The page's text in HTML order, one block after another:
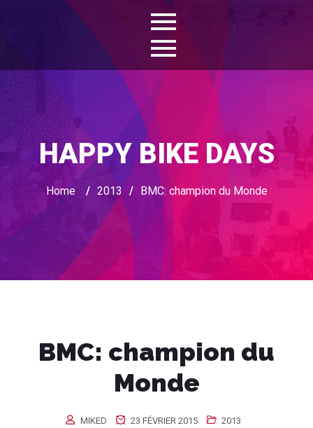
HAPPY BIKE DAYS
Home / 2013 / BMC: champion du Monde
BMC: champion du
Monde
MIKED 23 FÉVRIER 2015 2013